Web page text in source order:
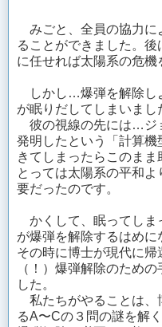
みごと、全員の協力に
ることができました。
に任せれば太陽系の危機
しかし…爆弾を解除し
が眠りだしてしまいまし
彼の視線の先には…ジ
発明したという「計算
きてしまったらこのま
とっては太陽系の平和
要だったのです。
かくして、眠ってしま
が爆弾を解除するはめ
その時に博士が現代に帰
（！）爆弾解除のため
した。
私たちがやることは、
るA〜Cの３問の謎を解